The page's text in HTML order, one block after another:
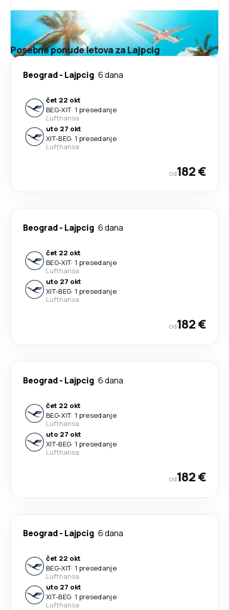
Posebne ponude letova za Lajpcig
Beograd- Lajpcig 6 dana
čet 22 okt
BEG-XIT· 1 presedanje
Lufthansa
uto 27 okt
XIT-BEG· 1 presedanje
Lufthansa
od182 €
Beograd- Lajpcig 6 dana
čet 22 okt
BEG-XIT· 1 presedanje
Lufthansa
uto 27 okt
XIT-BEG· 1 presedanje
Lufthansa
od182 €
Beograd- Lajpcig 6 dana
čet 22 okt
BEG-XIT· 1 presedanje
Lufthansa
uto 27 okt
XIT-BEG· 1 presedanje
Lufthansa
od182 €
Beograd- Lajpcig 6 dana
čet 22 okt
BEG-XIT· 1 presedanje
Lufthansa
uto 27 okt
XIT-BEG· 1 presedanje
Lufthansa